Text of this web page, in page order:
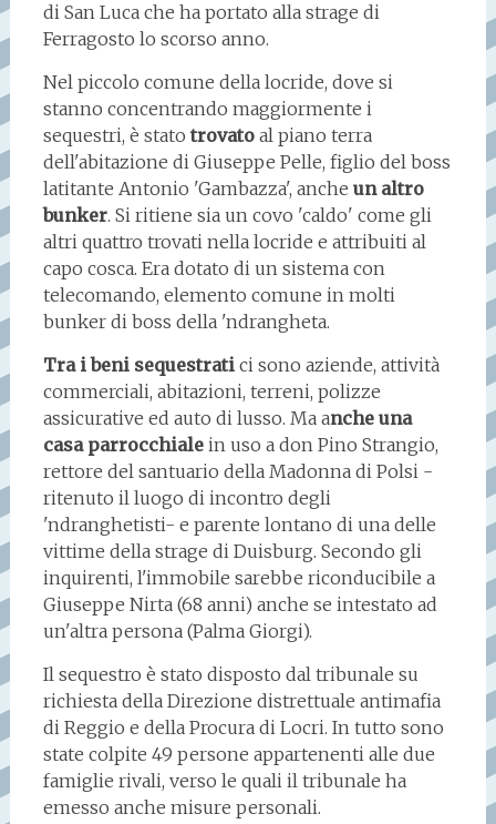
di San Luca che ha portato alla strage di
Ferragosto lo scorso anno.
Nel piccolo comune della locride, dove si
stanno concentrando maggiormente i
sequestri, è statotrovatoal piano terra
dell'abitazione di Giuseppe Pelle, figlio del boss
latitante Antonio 'Gambazza', anche un altro
bunker. Si ritiene sia un covo 'caldo' come gli
altri quattro trovati nella locride e attribuiti al
capo cosca. Era dotato di un sistema con
telecomando, elemento comune in molti
bunker di boss della 'ndrangheta.
Tra i beni sequestrati ci sono aziende, attività
commerciali, abitazioni, terreni, polizze
assicurative ed auto di lusso. Ma anche una
casa parrocchialein uso a don Pino Strangio,
rettore del santuario della Madonna di Polsi -
ritenuto il luogo di incontro degli
'ndranghetisti- e parente lontano di una delle
vittime della strage di Duisburg. Secondo gli
inquirenti, l'immobile sarebbe riconducibile a
Giuseppe Nirta (68 anni) anche se intestato ad
un'altra persona (Palma Giorgi).
Il sequestro è stato disposto dal tribunale su
richiesta della Direzione distrettuale antimafia
di Reggio e della Procura di Locri. In tutto sono
state colpite 49 persone appartenenti alle due
famiglie rivali, verso le quali il tribunale ha
emesso anche misure personali.